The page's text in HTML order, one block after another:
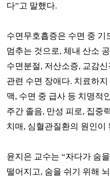
다”고 말했다.
수면무호흡증은 수면 중 기
멈추는 것으로,체내 산소
수면분절, 저산소증, 교감
관련 수면 장애다. 치료하
맥, 수면 중 급사 등 치명적
주간 졸음, 만성 피로, 집중
치매, 심혈관질환의 원인이
윤지은 교수는“자다가 숨
떨어지고, 숨을 쉬기 위해